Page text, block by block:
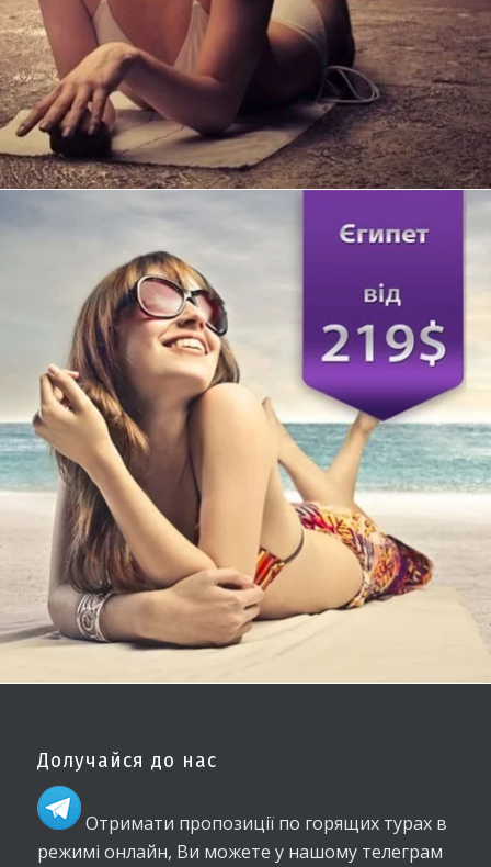
Долучайся до нас
Отримати пропозиції по горящих турах в
режимі онлайн, Ви можете у нашому телеграм